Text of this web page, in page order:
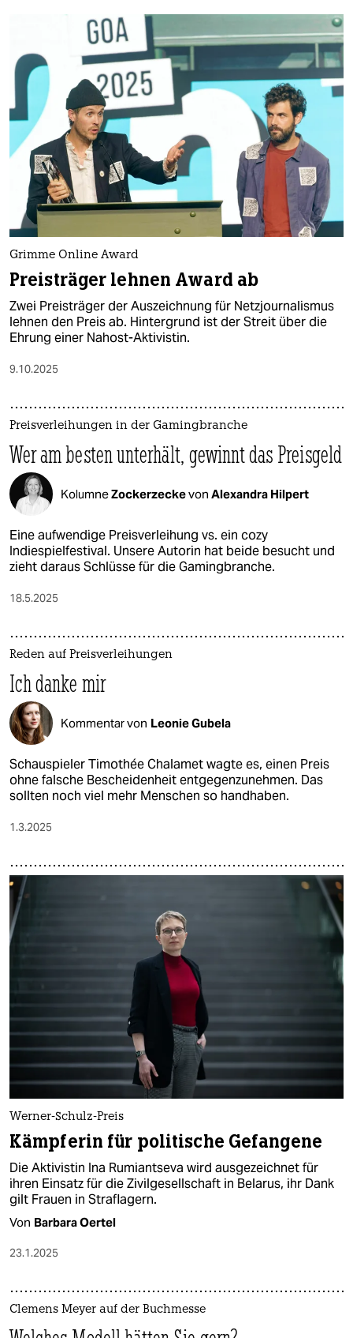
Grimme Online Award
Preisträger lehnen Award ab
Zwei Preisträger der Auszeichnung für Netzjournalismus
lehnen den Preis ab. Hintergrund ist der Streit über die
Ehrung einer Nahost-Aktivistin.
9.10.2025
Preisverleihungen in der Gamingbranche
Wer am besten unterhält, gewinnt das Preisgeld
KolumneZockerzeckevon Alexandra Hilpert
Eine aufwendige Preisverleihung vs. ein cozy
Indiespielfestival. Unsere Autorin hat beide besucht und
zieht daraus Schlüsse für die Gamingbranche.
18.5.2025
Reden auf Preisverleihungen
Ich danke mir
Kommentar von Leonie Gubela
Schauspieler Timothée Chalamet wagte es, einen Preis
ohne falsche Bescheidenheit entgegenzunehmen. Das
sollten noch viel mehr Menschen so handhaben.
1.3.2025
Werner-Schulz-Preis
Kämpferin für politische Gefangene
Die Aktivistin Ina Rumiantseva wird ausgezeichnet für
ihren Einsatz für die Zivilgesellschaft in Belarus, ihr Dank
gilt Frauen in Straflagern.
Von Barbara Oertel
23.1.2025
Clemens Meyer auf der Buchmesse